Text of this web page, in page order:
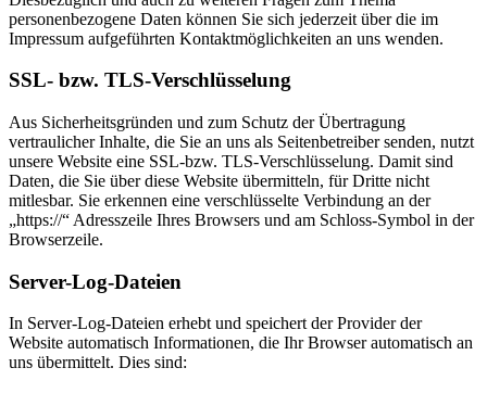
personenbezogene Daten können Sie sich jederzeit über die im
Impressum aufgeführten Kontaktmöglichkeiten an uns wenden.
SSL- bzw. TLS-Verschlüsselung
Aus Sicherheitsgründen und zum Schutz der Übertragung
vertraulicher Inhalte, die Sie an uns als Seitenbetreiber senden, nutzt
unsere Website eine SSL-bzw. TLS-Verschlüsselung. Damit sind
Daten, die Sie über diese Website übermitteln, für Dritte nicht
mitlesbar. Sie erkennen eine verschlüsselte Verbindung an der
„https://“ Adresszeile Ihres Browsers und am Schloss-Symbol in der
Browserzeile.
Server-Log-Dateien
In Server-Log-Dateien erhebt und speichert der Provider der
Website automatisch Informationen, die Ihr Browser automatisch an
uns übermittelt. Dies sind: